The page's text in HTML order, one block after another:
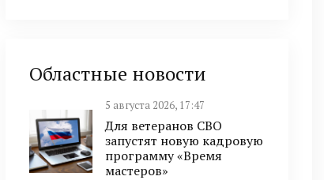
Областные новости
5 августа 2026, 17:47
Для ветеранов СВО
запустят новую кадровую
программу «Время
мастеров»